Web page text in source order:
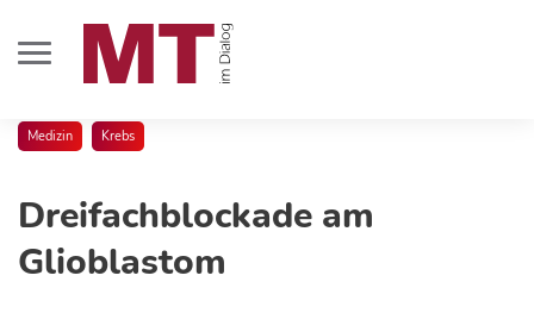
Medizin Krebs
Dreifachblockade am
Glioblastom